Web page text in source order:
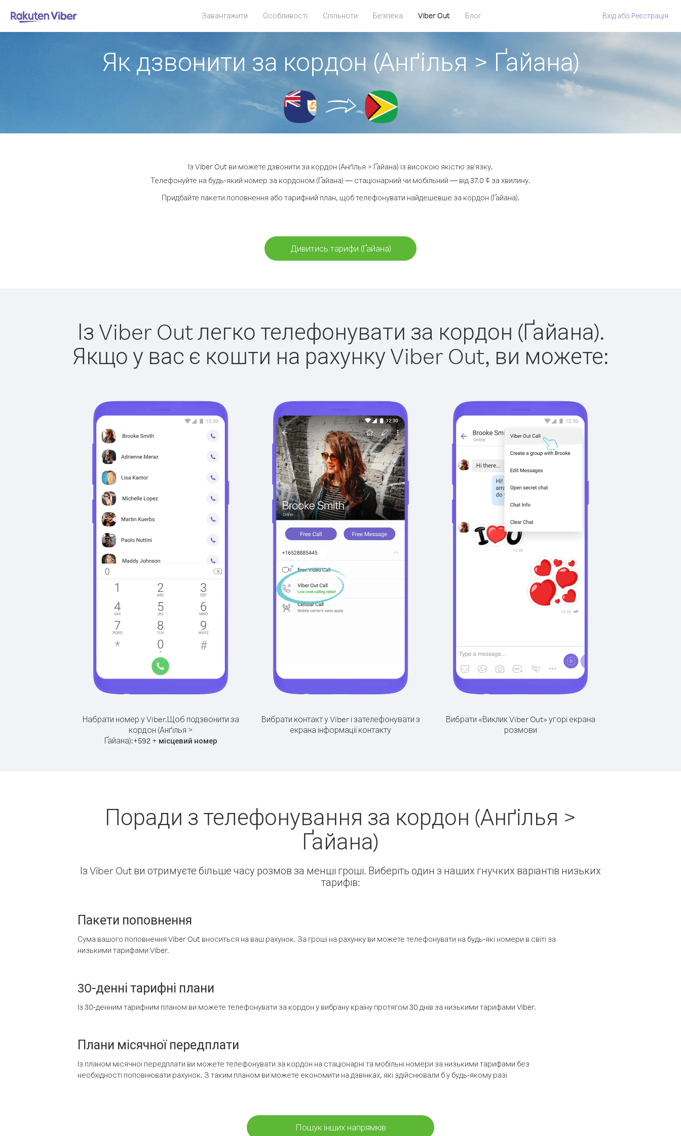
Завантажити Особливості Спільноти Безпека Viber Out Блог Вхід або Pеєстрація
Як дзвонити за кордон (Анґілья > Ґайана)
Із Viber Out ви можете дзвонити за кордон (Анґілья > Ґайана) із високою якістю зв'язку.
Телефонуйте на будь-який номер за кордоном (Ґайана) — стаціонарний чи мобільний — від 37.0 ¢ за хвилину.
Придбайте пакети поповнення або тарифний план, щоб телефонувати найдешевше за кордон (Ґайана).
Дивитись тарифи (Ґайана)
Із Viber Out легко телефонувати за кордон (Ґайана).
Якщо у вас є кошти на рахунку Viber Out, ви можете:
Набрати номер у Viber.Щоб подзвонити за
кордон (Анґілья >
Ґайана):+592+ місцевий номер
Вибрати контакт у Viber і зателефонувати з
екрана інформації контакту
Вибрати «Виклик Viber Out» угорі екрана
розмови
Поради з телефонування за кордон (Анґілья >
Ґайана)
Із Viber Out ви отримуєте більше часу розмов за менші гроші. Виберіть один з наших гнучких варіантів низьких
тарифів:
Пакети поповнення
Сума вашого поповнення Viber Out вноситься на ваш рахунок. За гроші на рахунку ви можете телефонувати на будь-які номери в світі за
низькими тарифами Viber.
30-денні тарифні плани
Із 30-денним тарифним планом ви можете телефонувати за кордон у вибрану країну протягом 30 днів за низькими тарифами Viber.
Плани місячної передплати
Із планом місячної передплати ви можете телефонувати за кордон на стаціонарні та мобільні номери за низькими тарифами без
необхідності поповнювати рахунок. З таким планом ви можете економити на дзвінках, які здійснювали б у будь-якому разі
Пошук інших напрямків